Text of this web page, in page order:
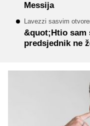
Messija
Lavezzi sasvim
&quot;Htio sam
predsjednik ne